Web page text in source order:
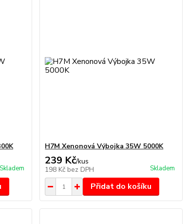
Skladem
H7M Xenonová Výbojka 35W 5000K
239 Kč/kus
198 Kč bez DPH Skladem
Přidat do košíku